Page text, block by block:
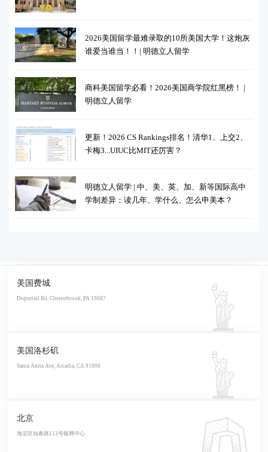
2026美国留学最难录取的10所美国大学！这炮灰
谁爱当谁当！！| 明德立人留学
商科美国留学必看！2026美国商学院红黑榜！ |
明德立人留学
更新！2026 CS Rankings排名！清华1、上交2、
卡梅3...UIUC比MIT还厉害？
明德立人留学 | 中、美、英、加、新等国际高中
学制差异：读几年、学什么、怎么申美本？
美国费城
Duportail Rd, Chesterbrook, PA 19087
美国洛杉矶
Santa Anita Ave, Arcadia, CA 91006
北京
海淀区知春路113号银网中心